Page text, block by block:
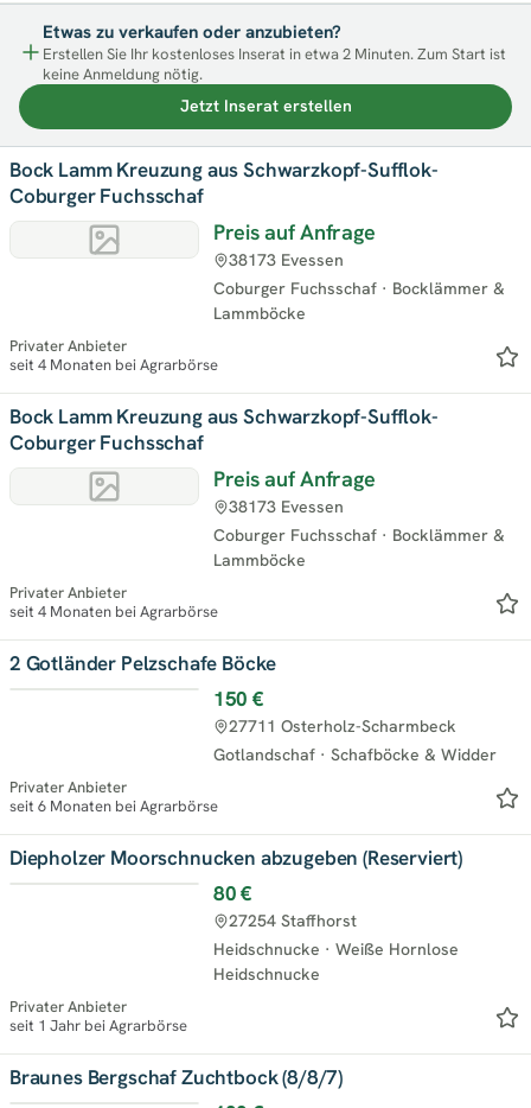
Etwas zu verkaufen oder anzubieten?
Erstellen Sie Ihr kostenloses Inserat in etwa 2 Minuten. Zum Start ist
keine Anmeldung nötig.
Jetzt Inserat erstellen
Bock Lamm Kreuzung aus Schwarzkopf-Sufflok-
Coburger Fuchsschaf
Preis auf Anfrage
Coburger Fuchsschaf · Bocklämmer &
Lammböcke
38173 Evessen
Privater Anbieter
seit 4 Monaten bei Agrarbörse
Bock Lamm Kreuzung aus Schwarzkopf-Sufflok-
Coburger Fuchsschaf
Preis auf Anfrage
Coburger Fuchsschaf · Bocklämmer &
Lammböcke
38173 Evessen
Privater Anbieter
seit 4 Monaten bei Agrarbörse
2 Gotländer Pelzschafe Böcke
150 €
Gotlandschaf · Schafböcke & Widder
27711 Osterholz-Scharmbeck
Privater Anbieter
seit 6 Monaten bei Agrarbörse
Diepholzer Moorschnucken abzugeben (Reserviert)
80 €
Heidschnucke · Weiße Hornlose
Heidschnucke
27254 Staffhorst
Privater Anbieter
seit 1 Jahr bei Agrarbörse
Braunes Bergschaf Zuchtbock (8/8/7)